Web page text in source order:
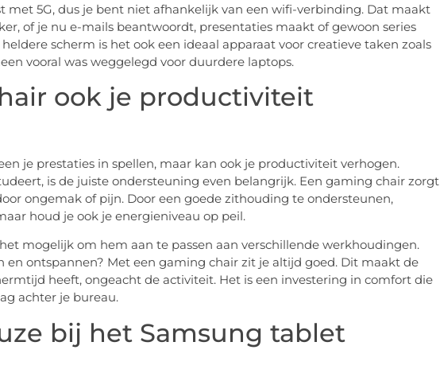
met 5G, dus je bent niet afhankelijk van een wifi-verbinding. Dat maakt
of je nu e-mails beantwoordt, presentaties maakt of gewoon series
scherm is het ook een ideaal apparaat voor creatieve taken zoals
vooral was weggelegd voor duurdere laptops.
ook je productiviteit
je prestaties in spellen, maar kan ook je productiviteit verhogen.
is de juiste ondersteuning even belangrijk. Een gaming chair zorgt
ongemak of pijn. Door een goede zithouding te ondersteunen,
houd je ook je energieniveau op peil.
mogelijk om hem aan te passen aan verschillende werkhoudingen.
en ontspannen? Met een gaming chair zit je altijd goed. Dit maakt de
heeft, ongeacht de activiteit. Het is een investering in comfort die
achter je bureau.
bij het Samsung tablet